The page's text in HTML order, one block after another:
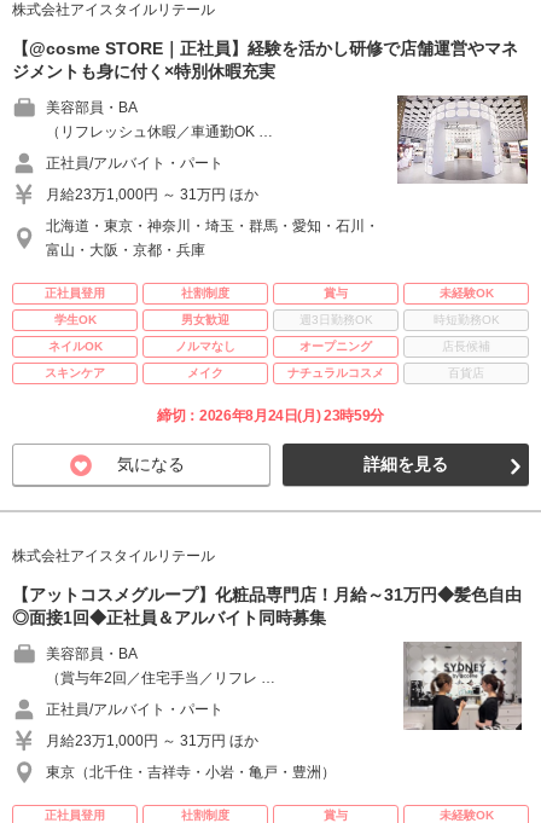
株式会社アイスタイルリテール
【@cosme STORE｜正社員】経験を活かし研修で店舗運営やマネ
ジメントも身に付く×特別休暇充実
美容部員・BA
（リフレッシュ休暇／車通勤OK …
正社員/アルバイト・パート
月給23万1,000円 ～ 31万円 ほか
北海道・東京・神奈川・埼玉・群馬・愛知・石川・
富山・大阪・京都・兵庫
正社員登用 社割制度 賞与
未経験OK
学生OK
男女歓迎 週3日勤務OK
時短勤務OK
ネイルOK
ノルマなし オープニング
店長候補
スキンケア
メイク ナチュラルコスメ 百貨店
締切：2026年8月24日(月) 23時59分
気になる 詳細を見る
株式会社アイスタイルリテール
【アットコスメグループ】化粧品専門店！月給～31万円◆髪色自由
◎面接1回◆正社員＆アルバイト同時募集
美容部員・BA
（賞与年2回／住宅手当／リフレ …
正社員/アルバイト・パート
月給23万1,000円 ～ 31万円 ほか
東京（北千住・吉祥寺・小岩・亀戸・豊洲）
正社員登用 社割制度 賞与
未経験OK